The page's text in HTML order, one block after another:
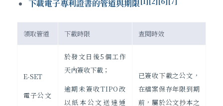
下載電子專利證書的管道與期限
領取管道 下載時限 查閱時效
E-SET
電子公文
於發文日後5個工作
天內簽收下載；
逾期未簽收TIPO改
以紙本公文送達通
已簽收下載之公文，
在檔案保存年限到期
前，屬於公文抄本之